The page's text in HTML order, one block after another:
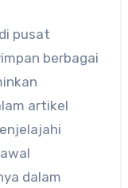
pusat
berbagai
artikel
dalam